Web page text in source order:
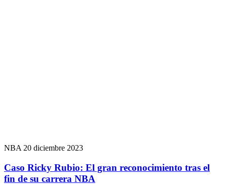
NBA 20 diciembre 2023
Caso Ricky Rubio: El gran reconocimiento tras el
fin de su carrera NBA